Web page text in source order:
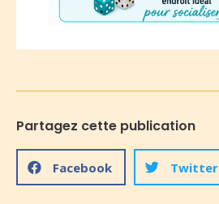
Partagez cette publication
Facebook Twitter